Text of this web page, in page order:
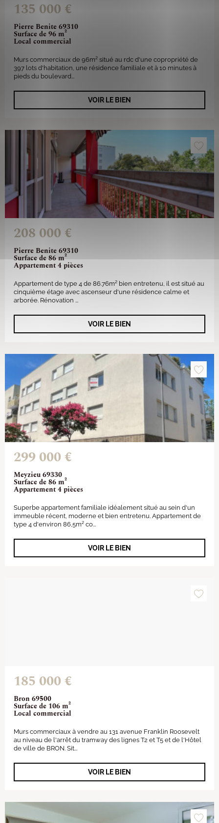
Pierre Benite 69310
Surface de 96 m²
Local commercial
135 000 €
Murs commerciaux de 96m² situé au rdc d'une copropriété de
397 lots d'habitation, une résidence familiale et à 10 minutes à
pieds du boulevard...
VOIR LE BIEN
Pierre Benite 69310
Surface de 86 m²
Appartement 4 pièces
208 000 €
Appartement de type 4 de 86.76m² bien entretenu, il est situé au
cinquième étage avec ascenseur d'une résidence calme et
arborée. Rénovation ...
VOIR LE BIEN
Meyzieu 69330
Surface de 86 m²
Appartement 4 pièces
299 000 €
Superbe appartement familiale idéalement situé au sein d'un
immeuble récent, moderne et bien entretenu. Appartement de
type 4 d'environ 86,5m² co...
VOIR LE BIEN
Bron 69500
Surface de 106 m²
Local commercial
185 000 €
Murs commerciaux à vendre au 131 avenue Franklin Roosevelt
au niveau de l'arrêt du tramway des lignes T2 et T5 et de l'Hôtel
de ville de BRON. Sit...
VOIR LE BIEN